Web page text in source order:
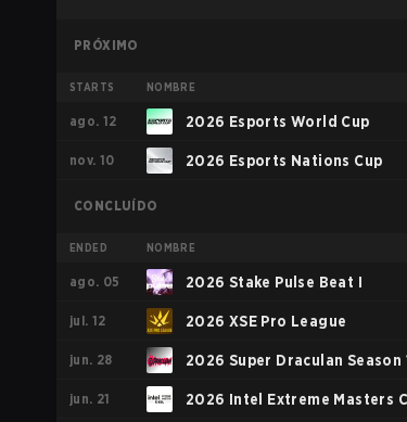
PRÓXIMO
STARTS NOMBRE
ago. 12 2026 Esports World Cup
nov. 10 2026 Esports Nations Cup
CONCLUÍDO
ENDED NOMBRE
ago. 05 2026 Stake Pulse Beat I
jul. 12 2026 XSE Pro League
jun. 28 2026 Super Draculan Season
jun. 21 2026 Intel Extreme Masters